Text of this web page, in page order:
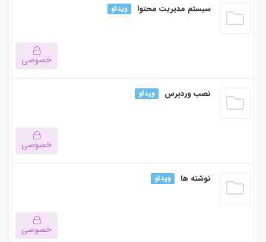
این بخش خصوصی می باشد. برای دسترسی کامل به دروس این
سیستم مدیریت محتوا ویدئو
خصوصی
این بخش خصوصی می باشد. برای دسترسی کامل به دروس این
نصب وردپرس ویدئو
خصوصی
این بخش خصوصی می باشد. برای دسترسی کامل به دروس این
نوشته ها ویدئو
خصوصی